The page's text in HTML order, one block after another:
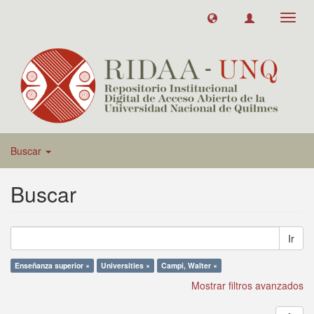
Buscar
Buscar
Ir
Enseñanza superior × Universities × Campi, Walter ×
Mostrar filtros avanzados